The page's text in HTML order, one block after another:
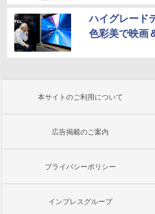
ハイグレード
色彩美で映画
本サイトのご利用について
広告掲載のご案内
プライバシーポリシー
インプレスグループ